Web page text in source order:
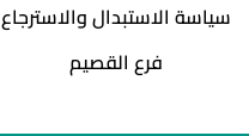
سياسة الاستبدال والاسترجاع
فرع القصيم